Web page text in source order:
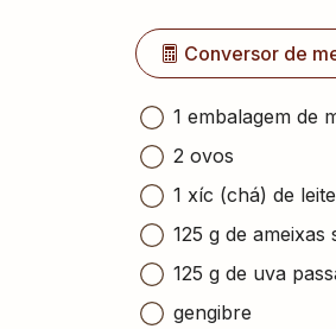
Conversor de
1 embalagem de
2 ovos
1 xíc (chá) de
125 g de ameixas
125 g de uva
gengibre